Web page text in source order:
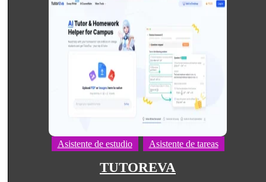
Asistente de estudio Asistente de tareas
TUTOREVA